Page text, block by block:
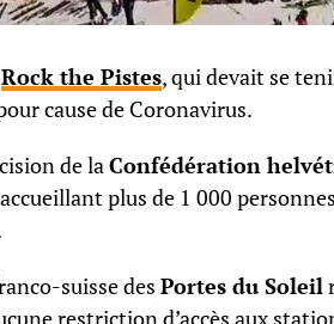
Rock the Pistes, qui devait se
cause de Coronavirus.
de laConfédération
plus de 1 000
suisse des Portes du Soleil